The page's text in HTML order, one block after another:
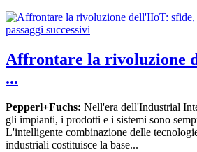
Affrontare la rivoluzione
...
Pepperl+Fuchs: Nell'era dell'Industrial
gli impianti, i prodotti e i sistemi sono
L'intelligente combinazione delle
industriali costituisce la base...